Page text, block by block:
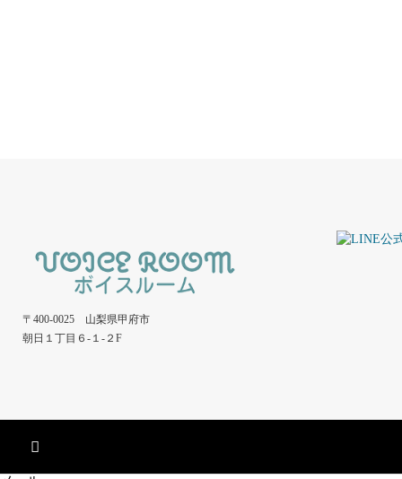
〒400-0025 山梨県甲府市
朝日１丁目６-１-２F